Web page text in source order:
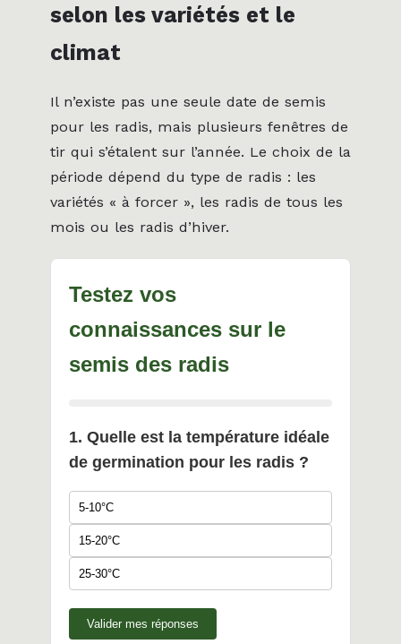
selon les variétés et le
climat
Il n’existe pas une seule date de semis
pour les radis, mais plusieurs fenêtres de
tir qui s’étalent sur l’année. Le choix de la
période dépend du type de radis : les
variétés « à forcer », les radis de tous les
mois ou les radis d’hiver.
Testez vos
connaissances sur le
semis des radis
1. Quelle est la température idéale
de germination pour les radis ?
5-10°C
15-20°C
25-30°C
Valider mes réponses